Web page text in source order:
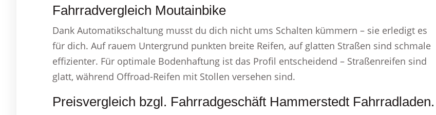
Fahrradvergleich Moutainbike
Dank Automatikschaltung musst du dich nicht ums Schalten kümmern – sie erledigt es
für dich. Auf rauem Untergrund punkten breite Reifen, auf glatten Straßen sind schmale
effizienter. Für optimale Bodenhaftung ist das Profil entscheidend – Straßenreifen sind
glatt, während Offroad-Reifen mit Stollen versehen sind.
Preisvergleich bzgl. Fahrradgeschäft Hammerstedt Fahrradladen.